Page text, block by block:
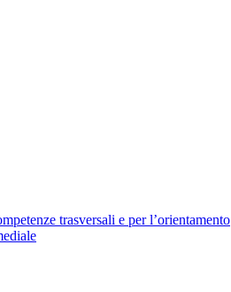
trasversali e per l’orientamento